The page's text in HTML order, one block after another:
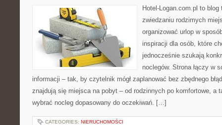
Hotel-Logan.com.pl to
zwiedzaniu rodzimych
organizować urlop w
inspiracji dla osób, które
jednocześnie szukają
noclegów. Strona łączy w
informacji – tak, by czytelnik mógł zaplanować bez zbędnego
znajdują się miejsca na pobyt – od rodzinnych po komfortowe, a
wybrać nocleg dopasowany do oczekiwań. […]
CATEGORIES: NIERUCHOMOŚCI